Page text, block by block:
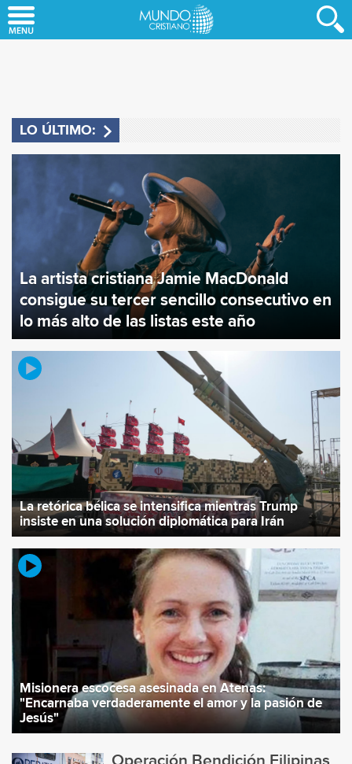
to
LO ÚLTIMO:
La artista cristiana Jamie MacDonald
consigue su tercer sencillo consecutivo en
lo más alto de las listas este año
La retórica bélica se intensifica mientras Trump
insiste en una solución diplomática para Irán
Misionera escocesa asesinada en Atenas:
"Encarnaba verdaderamente el amor y la pasión de
Jesús"
Operación Bendición Filipinas